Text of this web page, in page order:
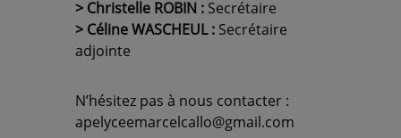
> Christelle ROBIN : Secrétaire
> Céline WASCHEUL: Secrétaire
adjointe
N’hésitez pas à nous contacter :
apelyceemarcelcallo@gmail.com